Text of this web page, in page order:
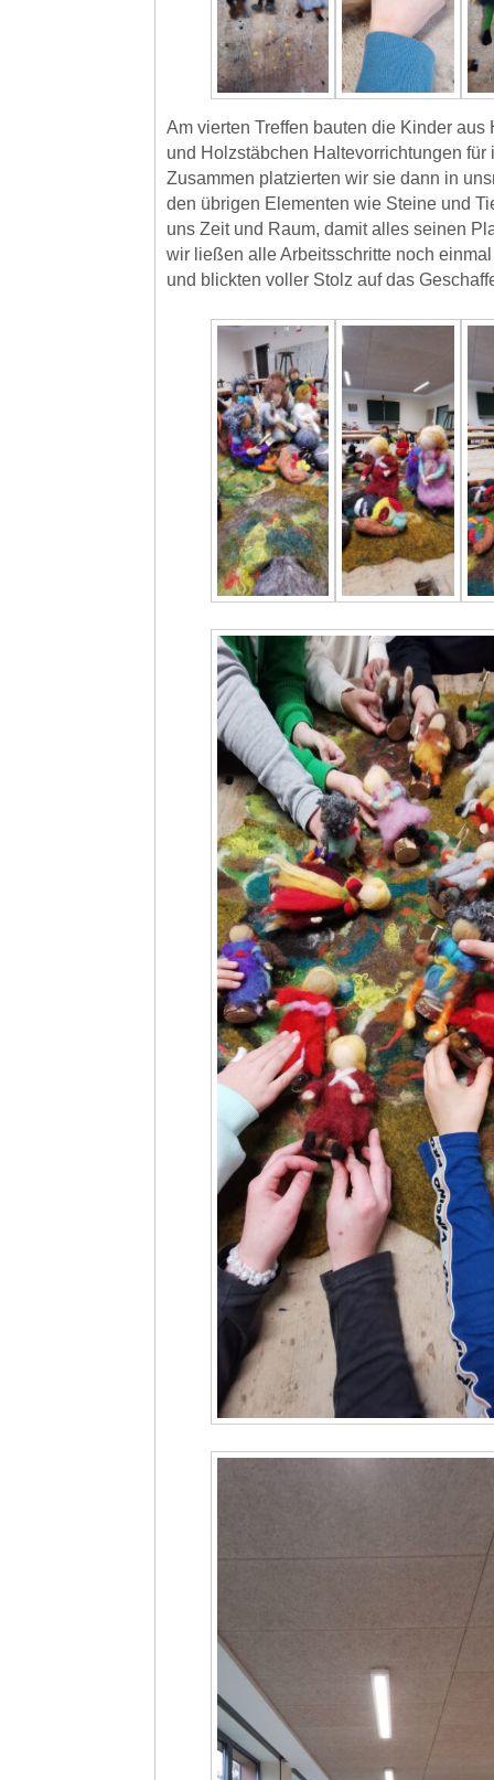
Am vierten Treffen bauten die Kinder aus
und Holzstäbchen Haltevorrichtungen für
Zusammen platzierten wir sie dann in
den übrigen Elementen wie Steine und
uns Zeit und Raum, damit alles seinen
wir ließen alle Arbeitsschritte noch
und blickten voller Stolz auf das